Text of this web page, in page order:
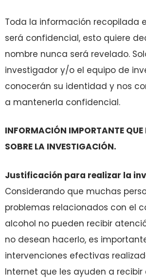
Toda la información recopilada
será confidencial, esto quiere
nombre nunca será revelado.
investigador y/o el equipo de
conocerán su identidad y nos
a mantenerla confidencial.
INFORMACIÓN IMPORTANTE QUE
SOBRE LA INVESTIGACIÓN.
Justificación para realizar la
Considerando que muchas
problemas relacionados con el
alcohol no pueden recibir
no desean hacerlo, es
intervenciones efectivas
Internet que les ayuden a recibir